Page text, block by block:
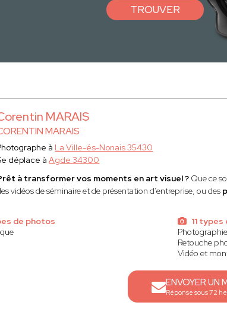
TROUVER
MARAIS
MARAIS
à La Ville-és-Nonais 35430
déplace àAgde 34300
à transformer vos moments en art visuel ? Que ce
vidéos de séminaire et de présentation d’entreprise, ou des
de photos
11
Photographie
Retouche
Vidéo et
ENVOYER UN
Réponse sous 72